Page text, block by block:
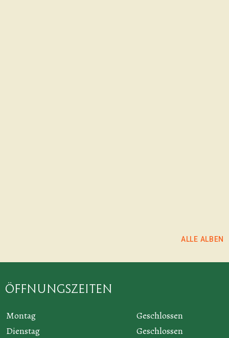
ALLE ALBEN
Öffnungszeiten
Montag
Geschlossen
Dienstag
Geschlossen